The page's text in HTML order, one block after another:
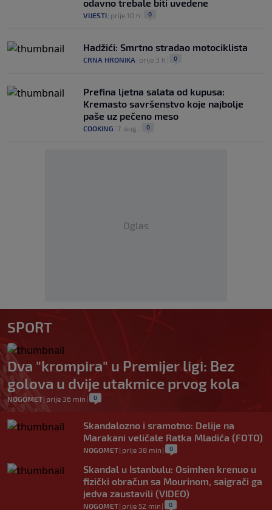
odavno trebale biti uvedene
VIJESTI prije 10 h 0
Hadžići: Smrtno stradao motociklista
CRNA HRONIKA prije 3 h 0
Prefina ljetna salata od kupusa:
Kremasto savršenstvo koje najbolje
paše uz pečeno meso
COOKING 7. aug. 0
Oglas
SPORT
Dva "krompira" u Premijer ligi: Bez
golova u dvije utakmice prvog kola
NOGOMET| prije 36 min | 0
Skandalozno i sramotno: Delije na
Marakani veličale Ratka Mladića (FOTO)
NOGOMET| prije 38 min | 0
Skandal u Istanbulu: Osimhen krenuo u
fizički obračun sa Mourinom, saigrači ga
jedva zaustavili (VIDEO)
NOGOMET| prije 52 min | 0